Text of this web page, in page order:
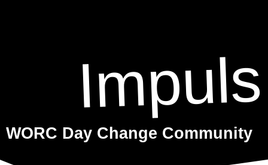
Impuls
WORC Day Change Community